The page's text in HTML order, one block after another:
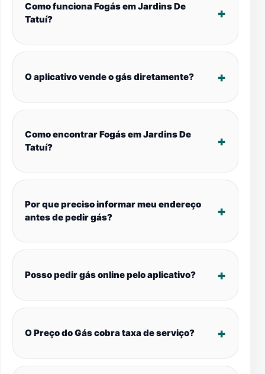
Como funciona Fogás em Jardins De
Tatuí?
O aplicativo vende o gás diretamente?
Como encontrar Fogás em Jardins De
Tatuí?
Por que preciso informar meu endereço
antes de pedir gás?
Posso pedir gás online pelo aplicativo?
O Preço do Gás cobra taxa de serviço?